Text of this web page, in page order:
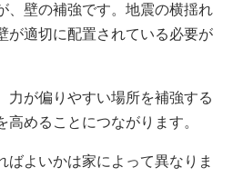
、壁の補強です。地震の横揺れ
が適切に配置されている必要が
力が偏りやすい場所を補強する
めることにつながります。
ばよいかは家によって異なりま